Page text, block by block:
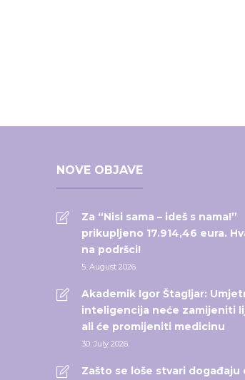
NOVE OBJAVE
Za “Nisi sama – ideš s nama!”
prikupljeno 17.914,46 eura.
na podršci!
5. August 2026.
Akademik Igor Štagljar:
inteligencija neće zamijeniti
ali će promijeniti medicinu
30. July 2026.
Zašto se loše stvari događaju